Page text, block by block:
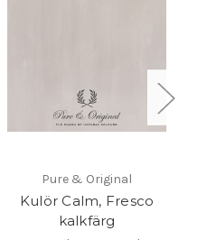
Pure & Original
Kulör Calm, Fresco
kalkfärg